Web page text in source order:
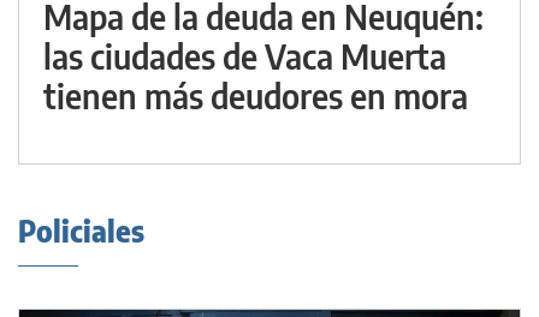
Mapa de la deuda en Neuquén:
las ciudades de Vaca Muerta
tienen más deudores en mora
Policiales